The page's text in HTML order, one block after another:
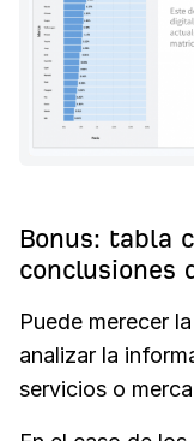
Bonus: tabla
conclusiones
Puede merecer
analizar la
servicios o